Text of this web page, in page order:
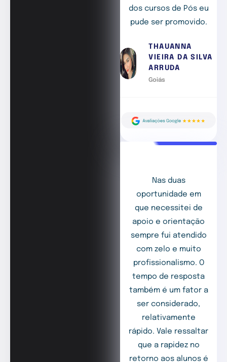
dos cursos de Pós eu
pude ser promovido.
THAUANNA
VIEIRA DA SILVA
ARRUDA
Goiás
Nas duas
oportunidade em
que necessitei de
apoio e orientação
sempre fui atendido
com zelo e muito
profissionalismo. O
tempo de resposta
também é um fator a
ser considerado,
relativamente
rápido. Vale ressaltar
que a rapidez no
retorno aos alunos é